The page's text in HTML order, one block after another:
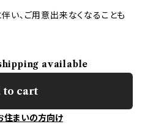
い、ご用意出来なくなることも
available
to cart
住まいの方向け